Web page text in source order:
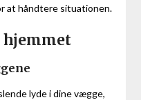
at håndtere situationen.
hjemmet
lyde i dine vægge,